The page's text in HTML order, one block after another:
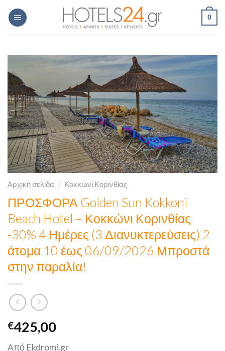
Skip
0
Αρχική σελίδα / Κοκκώνι Κορινθίας
ΠΡΟΣΦΟΡΑ Golden Sun Kokkoni
Beach Hotel – Κοκκώνι Κορινθίας
-30% 4 Ημέρες (3 Διανυκτερεύσεις) 2
άτομα 10 έως 06/09/2026 Μπροστά
στην παραλία!
€425,00
Από Ekdromi.gr